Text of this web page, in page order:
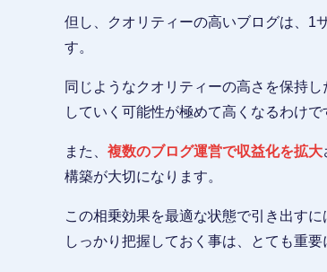
但し、クオリティーの高いブログは、1
す。
同じようなクオリティーの高さを保持
していく可能性が極めて高くなるわけで
また、 複数のブログ運営で収益化を拡大
構築が大切になります。
この相乗効果を最適な状態で引き出すに
しっかり把握しておく事は、とても重要